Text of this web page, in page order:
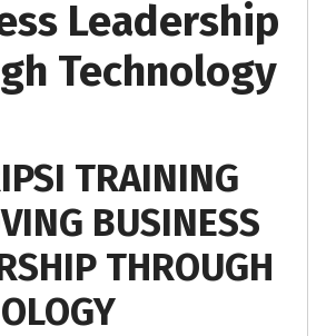
Leadership
Technology
TRAINING
BUSINESS
THROUGH